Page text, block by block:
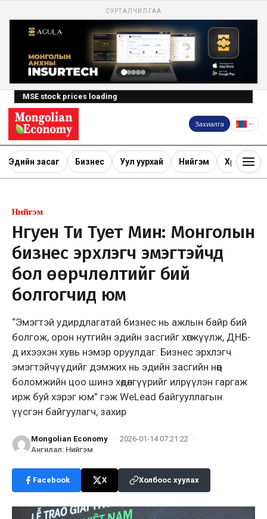
СУРТАЛЧИЛГАА
MSE stock prices loading
Захиалга
Эдийн засаг Бизнес Уул уурхай Нийгэм Хөрөнгө
Нийгэм
Нгуен Ти Тует Мин: Монголын
бизнес эрхлэгч эмэгтэйчүүд
бол өөрчлөлтийг бий
болгогчид юм
“Эмэгтэй удирдлагатай бизнес нь ажлын байр бий
болгож, орон нутгийн эдийн засгийг хөгжүүлж, ДНБ-
д ихээхэн хувь нэмэр оруулдаг. Бизнес эрхлэгч
эмэгтэйчүүдийг дэмжих нь эдийн засгийн нөөц
боломжийн цоо шинэ хөдөлгүүрийг илрүүлэн гаргаж
ирж буй хэрэг юм” гэж WeLead байгууллагын
үүсгэн байгуулагч, захир
Mongolian Economy · 2026-01-14 07:21:22
·
Ангилал: Нийгэм
Facebook X Холбоос хуулах